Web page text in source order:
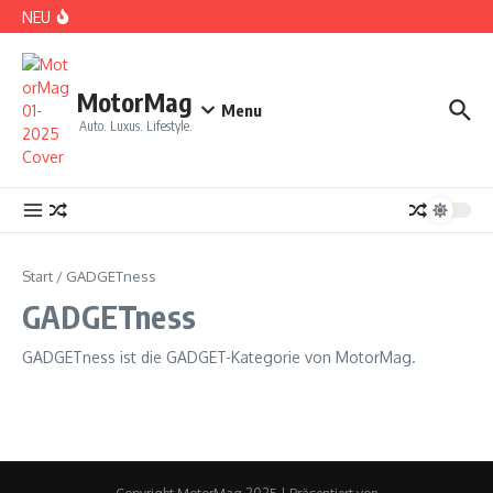
Zum Inhalt springen
NEU
MotorMag
Auto. Luxus. Lifestyle.
Menu
Start / GADGETness
GADGETness
GADGETness ist die GADGET-Kategorie von MotorMag.